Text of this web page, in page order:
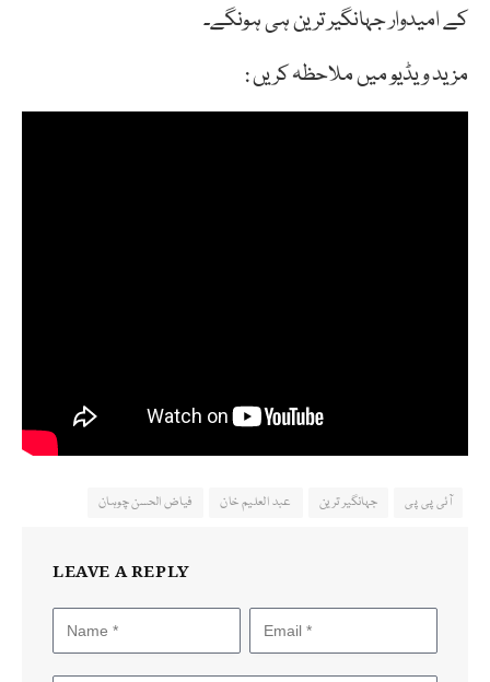
کے امیدوار جہانگیر ترین ہی ہونگے۔
مزید ویڈیو میں ملاحظہ کریں :
آئی پی پی جہانگیر ترین عبد العلیم خان فیاض الحسن چوہان
LEAVE A REPLY